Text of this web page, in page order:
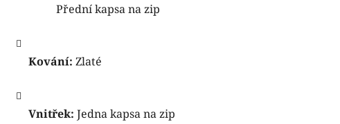
Přední kapsa na zip
Kování: Zlaté
Vnitřek: Jedna kapsa na zip